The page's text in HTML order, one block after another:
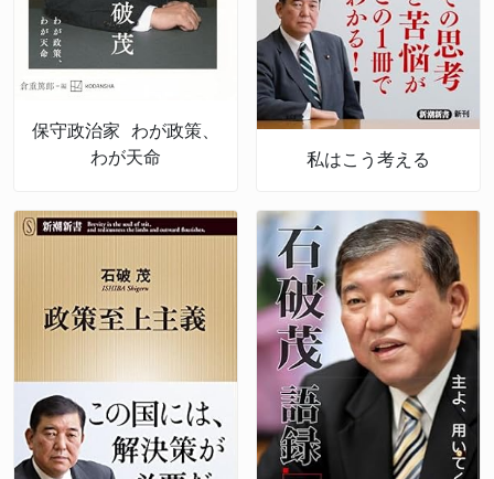
保守政治家 わが政策、
わが天命
私はこう考える